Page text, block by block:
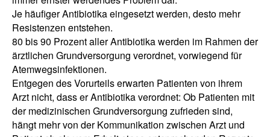
Je häufiger Antibiotika eingesetzt werden, desto mehr
Resistenzen entstehen.
80 bis 90 Prozent aller Antibiotika werden im Rahmen der
ärztlichen Grundversorgung verordnet, vorwiegend für
Atemwegsinfektionen.
Entgegen des Vorurteils erwarten Patienten von ihrem
Arzt nicht, dass er Antibiotika verordnet: Ob Patienten mit
der medizinischen Grundversorgung zufrieden sind,
hängt mehr von der Kommunikation zwischen Arzt und